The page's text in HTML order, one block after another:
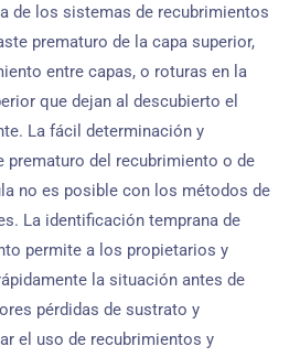
de los sistemas de recubrimientos
prematuro de la capa superior,
entre capas, o roturas en la
que dejan al descubierto el
La fácil determinación y
prematuro del recubrimiento o de
no es posible con los métodos de
La identificación temprana de
permite a los propietarios y
la situación antes de
pérdidas de sustrato y
el uso de recubrimientos y